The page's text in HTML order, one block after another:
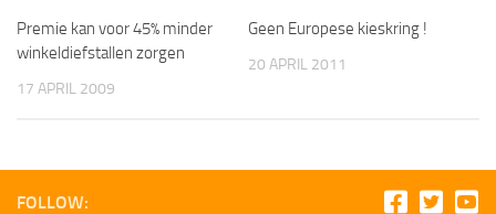
Premie kan voor 45% minder
winkeldiefstallen zorgen
17 APRIL 2009
Geen Europese kieskring !
20 APRIL 2011
FOLLOW: